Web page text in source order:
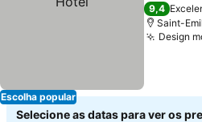
Escolha popular
9,4
Saint-
Design
Selecione as datas para ver os